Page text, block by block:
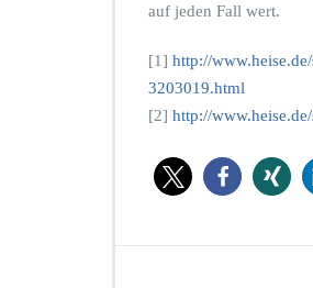
auf jeden Fall wert.
[1] http://
3203019.html
[2] http://